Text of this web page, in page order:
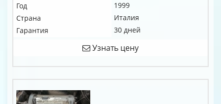
Год
1999
Страна
Италия
Гарантия
30 дней
Узнать цену